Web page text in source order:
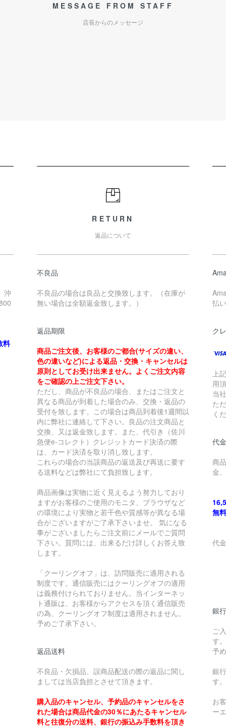
MESSAGE FROM STAFF
店長からのメッセージ
沖
料
RETURN
返品について
不良品
不良品の場合は良品と交換致します。（在庫が
無い場合は全額返金致します。）
返品期限
商品ご注文後、お客様のご都合(サイズの違い、
色の違いなど)による返品・交換・キャンセルは
原則としてお受け出来ません。よくご注文内容
をご確認の上ご注文下さい。
ただし、商品が不良品の場合、またはご注文と
異なる商品が到着した場合のみ、交換・返品の
受付を致します。この場合は商品到着後1週間以
内に弊社に連絡して下さい。良品の注文商品と
交換、又は返金致します。また、代引き（佐川
急便e-コレクト）クレジットカード決済の際
は、カード決済を取り消し致します。
これらの場合の当該商品の返送及び再送に要す
る送料などは弊社にて負担致します。
商品画像は実物に近く見えるよう努力しており
ますがお客様のご使用のモニタ、ブラウザなど
の環境により実物と若干色や質感等が異なる場
合がございますがご了承下さいませ。 気になる
事がございましたらご注文前にメールでご質問
下さい。質問には、出来るだけ詳しくお答え致
します。
「クーリングオフ」は、訪問販売に適用される
制度です。通信販売にはクーリングオフの適用
は義務付けられておりません。当インターネッ
ト通販は、お客様からアクセスを頂く通信販売
の為、クーリングオフ制度は適用されません。
予めご了承下さい。
返品送料
不良品・欠損品、誤商品配送の際の返品に関し
ましては当店負担とさせて頂きます。
購入品のキャンセル、予約品のキャンセルをさ
れた場合は商品代金の30％にあたるキャンセル
料と往復分の送料、銀行の振込み手数料を頂き
払
ク
上
用
当
た
く
代
商
金
無
代
銀
ご
す
予
銀
す
お
ー